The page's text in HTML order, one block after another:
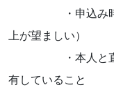
・申込み時
上が望ましい）
・本人と直接連
有していること